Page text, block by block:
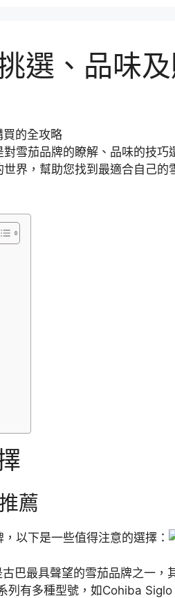
選、品味
雪茄品牌的瞭解、品味的技
界，幫助您找到最適合自己
薦
以下是一些值得注意的選擇：
古巴最具聲望的雪茄品牌之一
列有多種型號，如Cohiba